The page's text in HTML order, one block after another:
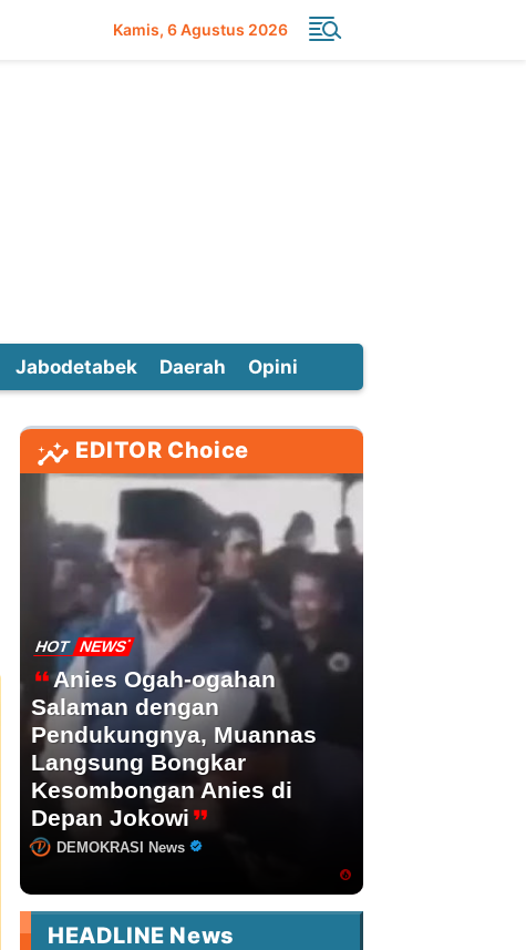
Kamis 6 Agustus 2026
Jabodetabek Daerah Opini
EDITOR Choice
HOT NEWS
Anies Ogah-ogahan
Salaman dengan
Pendukungnya, Muannas
Langsung Bongkar
Kesombongan Anies di
Depan Jokowi
DEMOKRASI News
HEADLINE News